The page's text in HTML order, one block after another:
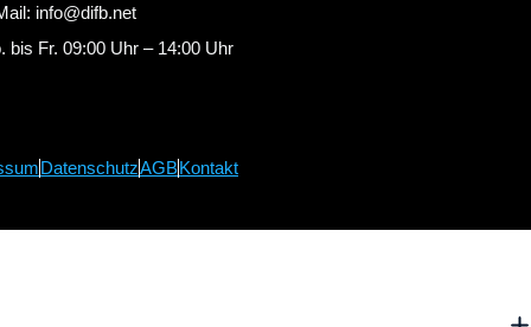
info@difb.net
bis Fr. 09:00 Uhr – 14:00 Uhr
DatenschutzAGBKontakt